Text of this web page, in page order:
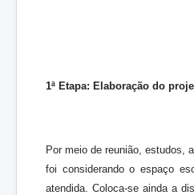
1ª Etapa: Elaboração do
Por meio de reunião, estudos,
foi considerando o espaço
atendida. Coloca-se ainda a